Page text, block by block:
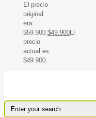
El precio
original
era:
$59.900. $49.900El
precio
actual es:
$49.900.